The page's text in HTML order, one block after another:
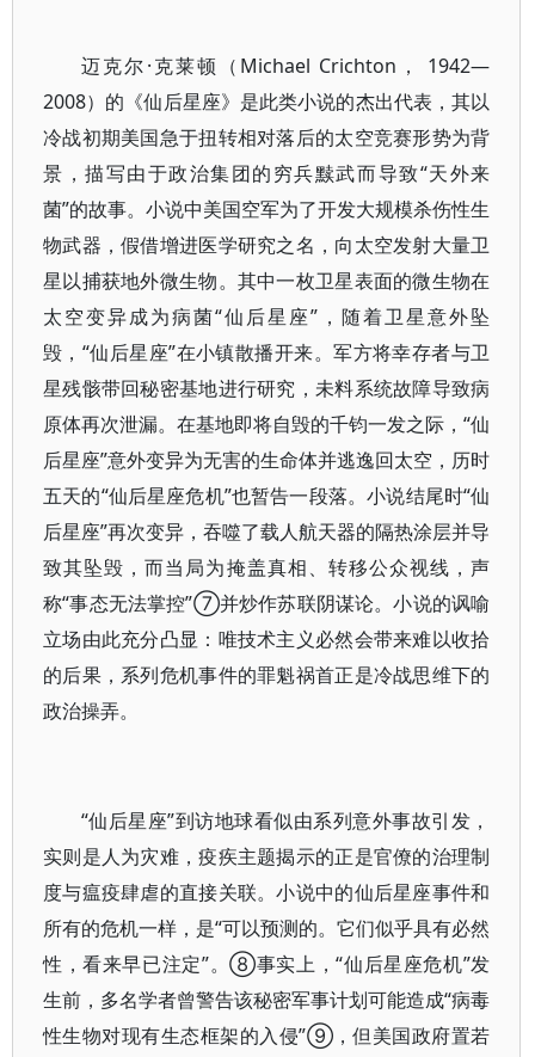
迈克尔·克莱顿（Michael Crichton， 1942—
2008）的《仙后星座》是此类小说的杰出代表，其以
冷战初期美国急于扭转相对落后的太空竞赛形势为背
景，描写由于政治集团的穷兵黩武而导致“天外来
菌”的故事。小说中美国空军为了开发大规模杀伤性生
物武器，假借增进医学研究之名，向太空发射大量卫
星以捕获地外微生物。其中一枚卫星表面的微生物在
太空变异成为病菌“仙后星座”，随着卫星意外坠
毁，“仙后星座”在小镇散播开来。军方将幸存者与卫
星残骸带回秘密基地进行研究，未料系统故障导致病
原体再次泄漏。在基地即将自毁的千钧一发之际，“仙
后星座”意外变异为无害的生命体并逃逸回太空，历时
五天的“仙后星座危机”也暂告一段落。小说结尾时“仙
后星座”再次变异，吞噬了载人航天器的隔热涂层并导
致其坠毁，而当局为掩盖真相、转移公众视线，声
称“事态无法掌控”⑦并炒作苏联阴谋论。小说的讽喻
立场由此充分凸显：唯技术主义必然会带来难以收拾
的后果，系列危机事件的罪魁祸首正是冷战思维下的
政治操弄。
“仙后星座”到访地球看似由系列意外事故引发，
实则是人为灾难，疫疾主题揭示的正是官僚的治理制
度与瘟疫肆虐的直接关联。小说中的仙后星座事件和
所有的危机一样，是“可以预测的。它们似乎具有必然
性，看来早已注定”。⑧事实上，“仙后星座危机”发
生前，多名学者曾警告该秘密军事计划可能造成“病毒
性生物对现有生态框架的入侵”⑨，但美国政府置若